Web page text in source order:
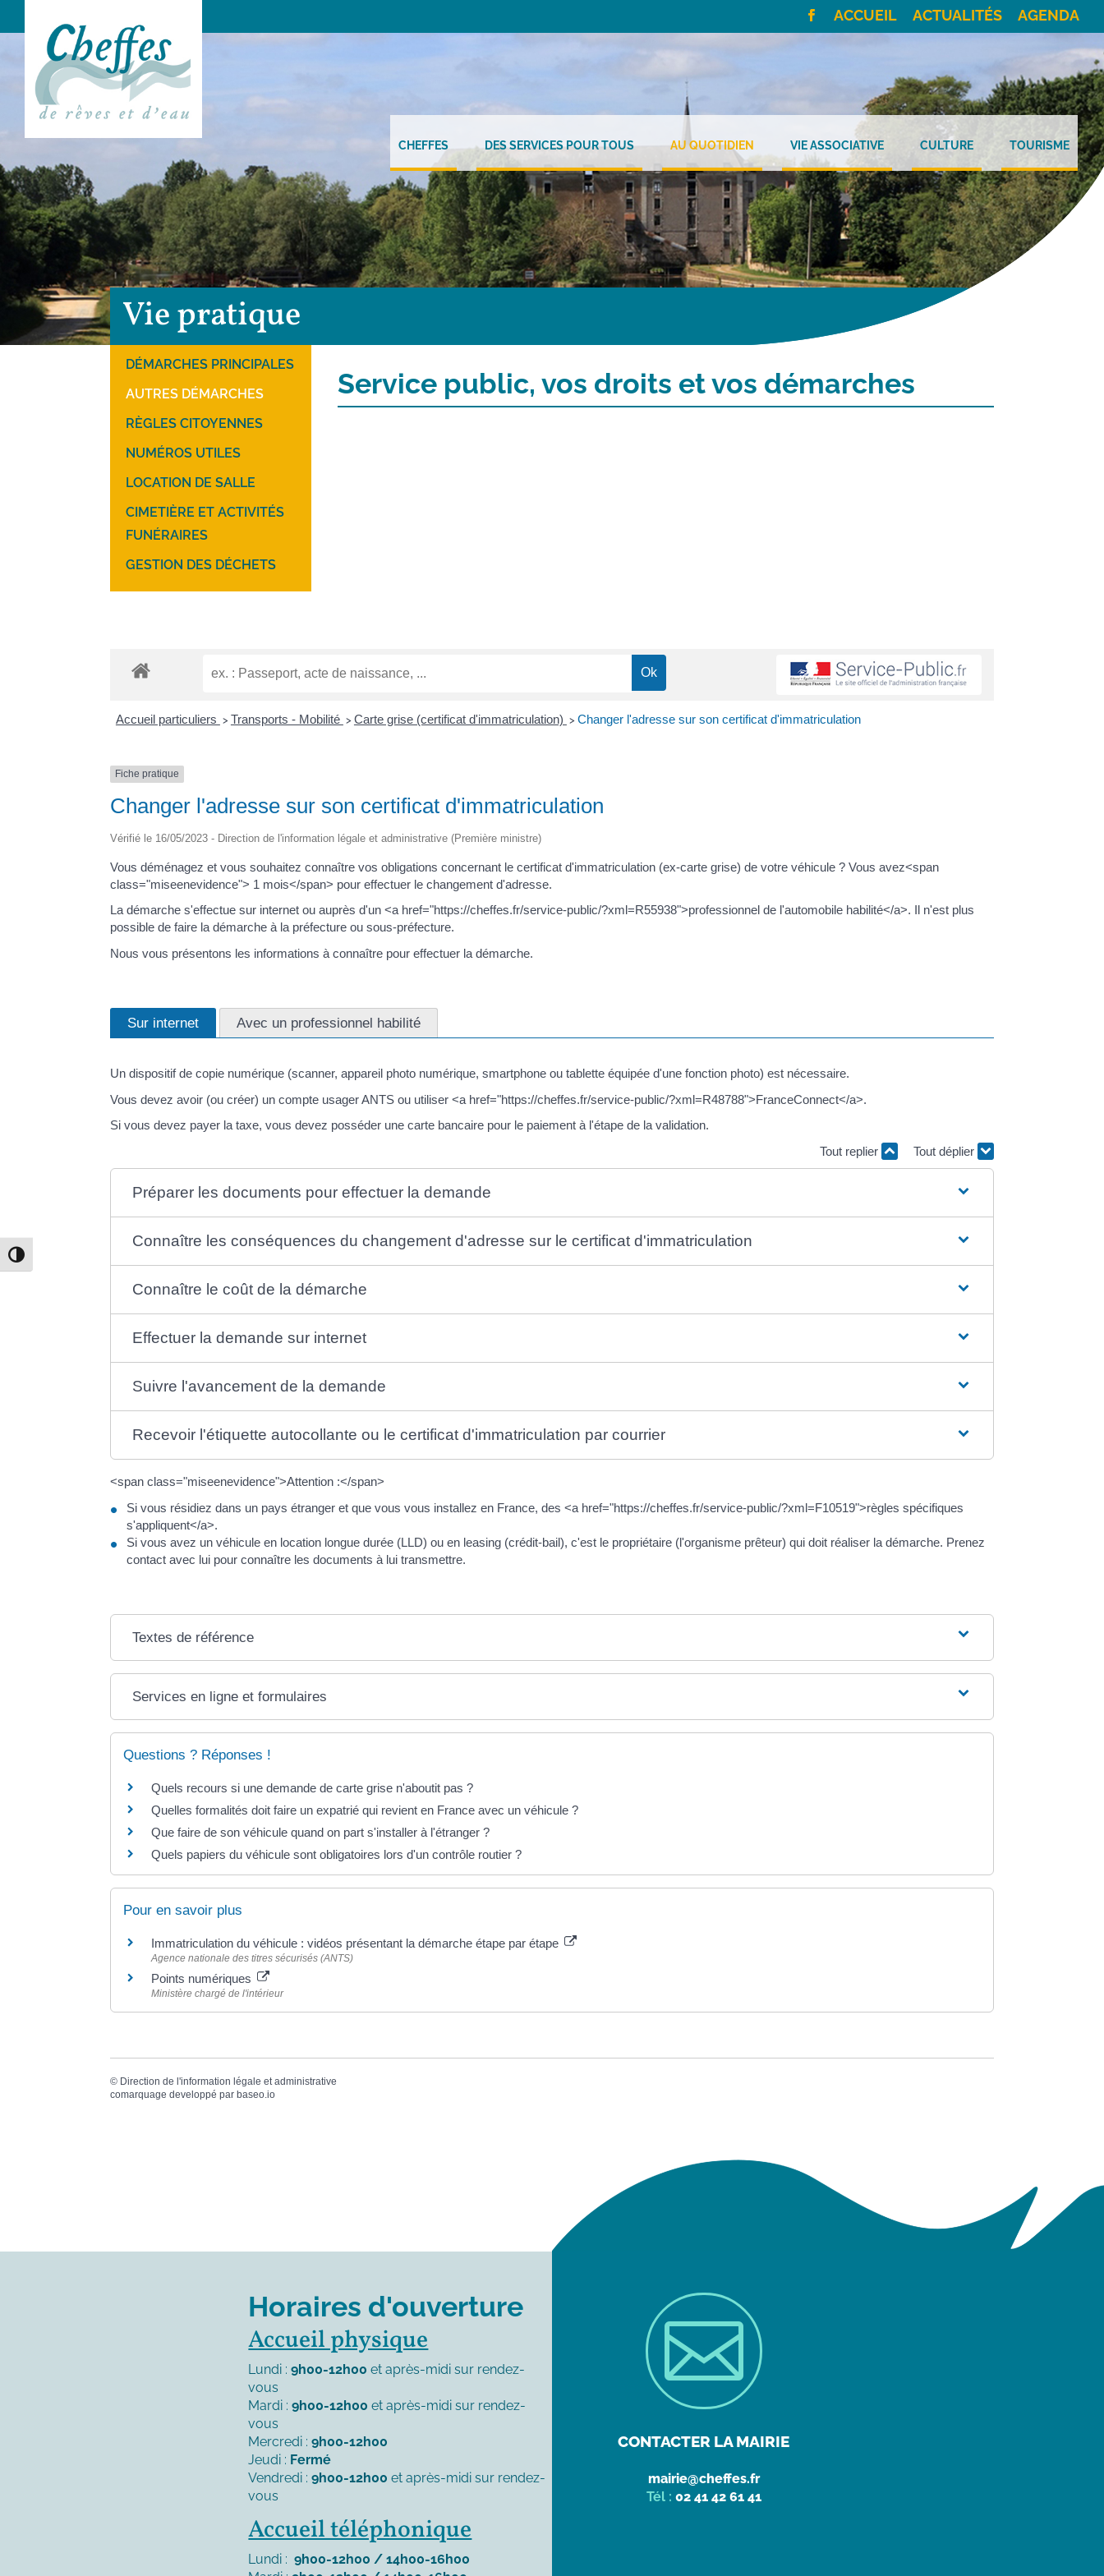
Passer en contraste élevé
ACCUEIL ACTUALITÉS AGENDA
CHEFFES DES SERVICES POUR TOUS AU QUOTIDIEN VIE ASSOCIATIVE CULTURE TOURISME
Vie pratique
DÉMARCHES PRINCIPALES
AUTRES DÉMARCHES
RÈGLES CITOYENNES
NUMÉROS UTILES
LOCATION DE SALLE
CIMETIÈRE ET ACTIVITÉS
FUNÉRAIRES
GESTION DES DÉCHETS
Service public, vos droits et vos démarches
Accueil particuliers > Transports - Mobilité > Carte grise (certificat d'immatriculation) > Changer l'adresse sur son certificat d'immatriculation
Fiche pratique
Changer l'adresse sur son certificat d'immatriculation
Vérifié le 16/05/2023 - Direction de l'information légale et administrative (Première ministre)
Vous déménagez et vous souhaitez connaître vos obligations concernant le certificat d'immatriculation (ex-carte grise) de votre véhicule ? Vous avez<span
class="miseenevidence"> 1 mois</span> pour effectuer le changement d'adresse.
La démarche s'effectue sur internet ou auprès d'un <a href="https://cheffes.fr/service-public/?xml=R55938">professionnel de l'automobile habilité</a>. Il n'est plus
possible de faire la démarche à la préfecture ou sous-préfecture.
Nous vous présentons les informations à connaître pour effectuer la démarche.
Sur internet Avec un professionnel habilité
Un dispositif de copie numérique (scanner, appareil photo numérique, smartphone ou tablette équipée d'une fonction photo) est nécessaire.
Vous devez avoir (ou créer) un compte usager ANTS ou utiliser <a href="https://cheffes.fr/service-public/?xml=R48788">FranceConnect</a>.
Si vous devez payer la taxe, vous devez posséder une carte bancaire pour le paiement à l'étape de la validation.
Tout replier
Tout déplier
Préparer les documents pour effectuer la demande
Connaître les conséquences du changement d'adresse sur le certificat d'immatriculation
Connaître le coût de la démarche
Effectuer la demande sur internet
Suivre l'avancement de la demande
Recevoir l'étiquette autocollante ou le certificat d'immatriculation par courrier
<span class="miseenevidence">Attention :</span>
Si vous résidiez dans un pays étranger et que vous vous installez en France, des <a href="https://cheffes.fr/service-public/?xml=F10519">règles spécifiques
s'appliquent</a>.
Si vous avez un véhicule en location longue durée (LLD) ou en leasing (crédit-bail), c'est le propriétaire (l'organisme prêteur) qui doit réaliser la démarche. Prenez
contact avec lui pour connaître les documents à lui transmettre.
Textes de référence
Services en ligne et formulaires
Questions ? Réponses !
Quels recours si une demande de carte grise n'aboutit pas ?
Quelles formalités doit faire un expatrié qui revient en France avec un véhicule ?
Que faire de son véhicule quand on part s'installer à l'étranger ?
Quels papiers du véhicule sont obligatoires lors d'un contrôle routier ?
Pour en savoir plus
Immatriculation du véhicule : vidéos présentant la démarche étape par étape
Agence nationale des titres sécurisés (ANTS)
Points numériques
Ministère chargé de l'intérieur
© Direction de l'information légale et administrative
comarquage developpé par baseo.io
Horaires d'ouverture
Accueil physique
Lundi :9h00-12h00 et après-midi sur rendez-
vous
Mardi :9h00-12h00 et après-midi sur rendez-
vous
Mercredi :9h00-12h00
Jeudi : Fermé
Vendredi :9h00-12h00 et après-midi sur rendez-
vous
Accueil téléphonique
Lundi :9h00-12h00 / 14h00-16h00

CONTACTER LA MAIRIE
mairie@cheffes.fr
Tél : 02 41 42 61 41